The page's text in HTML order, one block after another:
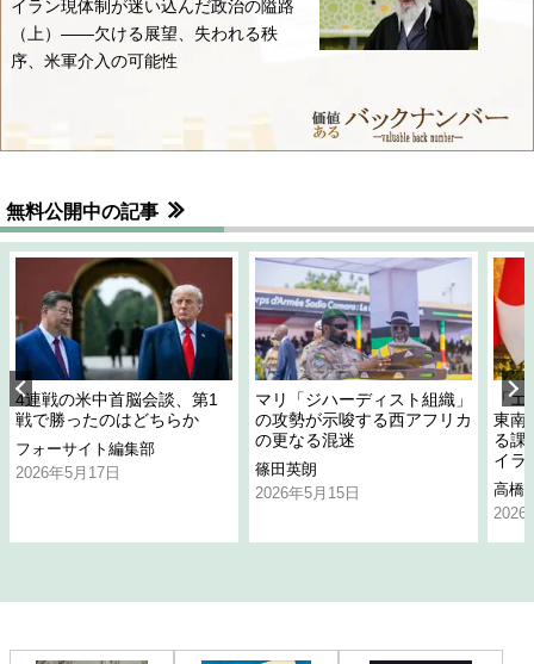
イラン現体制が迷い込んだ政治の隘路
（上）――欠ける展望、失われる秩
序、米軍介入の可能性
無料公開中の記事
4連戦の米中首脳会談、第1
戦で勝ったのはどちらか
フォーサイト編集部
2026年5月17日
マリ「ジハーディスト組織」
の攻勢が示唆する西アフリカ
の更なる混迷
篠田英朗
2026年5月15日
「
東南
る課
イラ
高橋
2026